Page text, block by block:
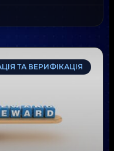
ТА ВЕРИФІКАЦІЯ